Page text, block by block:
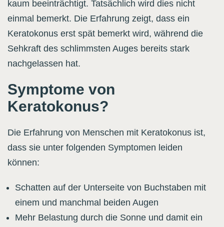
kaum beeinträchtigt. Tatsächlich wird dies nicht
einmal bemerkt. Die Erfahrung zeigt, dass ein
Keratokonus erst spät bemerkt wird, während die
Sehkraft des schlimmsten Auges bereits stark
nachgelassen hat.
Symptome von
Keratokonus?
Die Erfahrung von Menschen mit Keratokonus ist,
dass sie unter folgenden Symptomen leiden
können:
Schatten auf der Unterseite von Buchstaben mit
einem und manchmal beiden Augen
Mehr Belastung durch die Sonne und damit ein